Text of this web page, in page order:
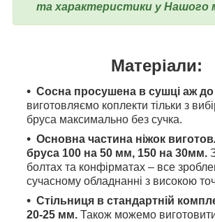
та характеристики у Нашого
Матеріали:
Сосна просушена в сушці аж до
виготовляємо коплекти тільки з
бруса максимально без сучка.
Основна частина ніжок
бруса 100 на 50 мм, 150 на 30мм.
болтах та конфірматах – все
сучасному обладнанні з високою
Стільниця в стандартній
20-25 мм. Також можемо